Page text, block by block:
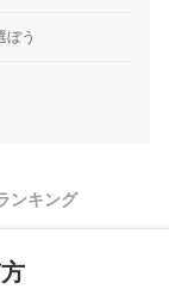
ぼう
ンキング